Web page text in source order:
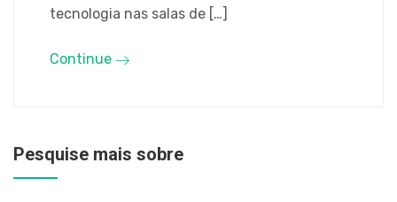
tecnologia nas salas de […]
Continue
Pesquise mais sobre